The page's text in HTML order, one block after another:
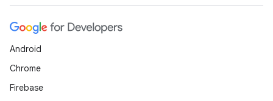
Android
Chrome
Firebase